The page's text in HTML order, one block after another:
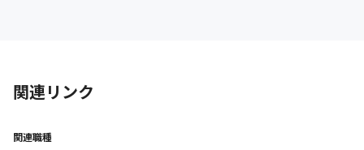
関連リンク
関連職種